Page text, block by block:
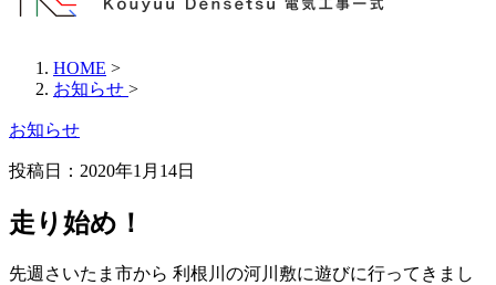
HOME >
お知らせ >
お知らせ
投稿日：2020年1月14日
走り始め！
先週さいたま市から 利根川の河川敷に遊びに行ってきまし